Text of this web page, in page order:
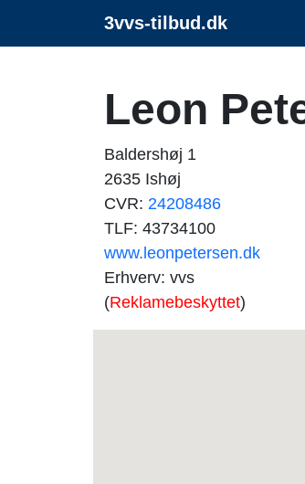
3vvs-tilbud.dk
Leon
Baldershøj 1
2635 Ishøj
CVR: 24208486
TLF: 43734100
www.leonpetersen.dk
Erhverv: vvs
(Reklamebeskyttet)